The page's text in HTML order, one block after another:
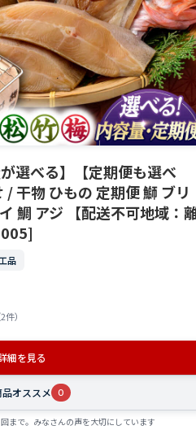
選べる】【定期便も選べ
干物 ひもの 定期便 鰤 ブリ
鯛 アジ 【配送不可地域：
品
2件）
細を見る
品オススメ 0
まで。みなさんの声を大切にしています